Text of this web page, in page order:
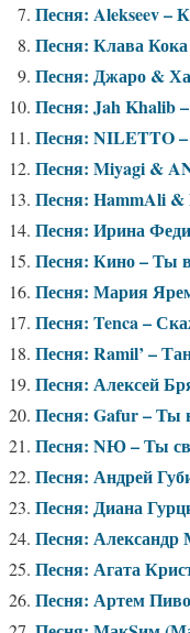
Песня: Alekseev –
Песня: Клава
Песня: Джаро &
Песня: Jah Khalib
Песня: NILETTO
Песня: Miyagi &
Песня: HammAli &
Песня: Ирина
Песня: Кино – Ты
Песня: Мария
Песня: Tenca –
Песня: Ramil’ –
Песня: Алексей
Песня: Gafur – Ты
Песня: NЮ – Ты
Песня: Андрей
Песня: Диана
Песня:
Песня: Агата
Песня: Артем